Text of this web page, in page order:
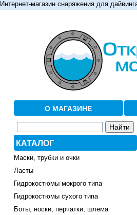
Интернет-магазин снаряжения для
О МАГАЗИНЕ
КАТАЛОГ
Маски, трубки и очки
Ласты
Гидрокостюмы мокрого типа
Гидрокостюмы сухого типа
Боты, носки, перчатки, шлема